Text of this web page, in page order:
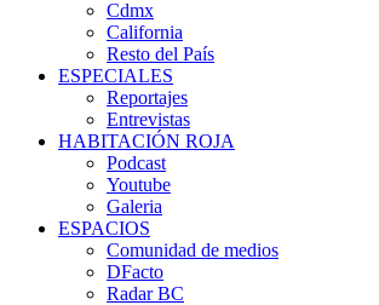
Cdmx
California
Resto del País
ESPECIALES
Reportajes
Entrevistas
HABITACIÓN ROJA
Podcast
Youtube
Galeria
ESPACIOS
Comunidad de medios
DFacto
Radar BC